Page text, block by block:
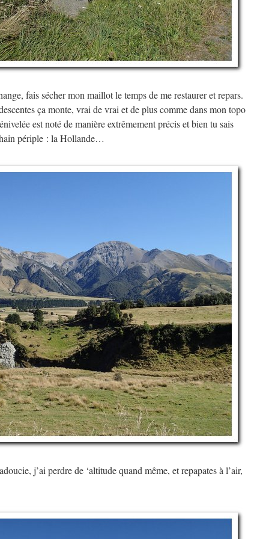
fais sécher mon maillot le temps de me restaurer et repars.
ça monte, vrai de vrai et de plus comme dans mon topo
est noté de manière extrêmement précis et bien tu sais
périple : la Hollande…
j’ai perdre de ‘altitude quand même, et repapates à l’air,